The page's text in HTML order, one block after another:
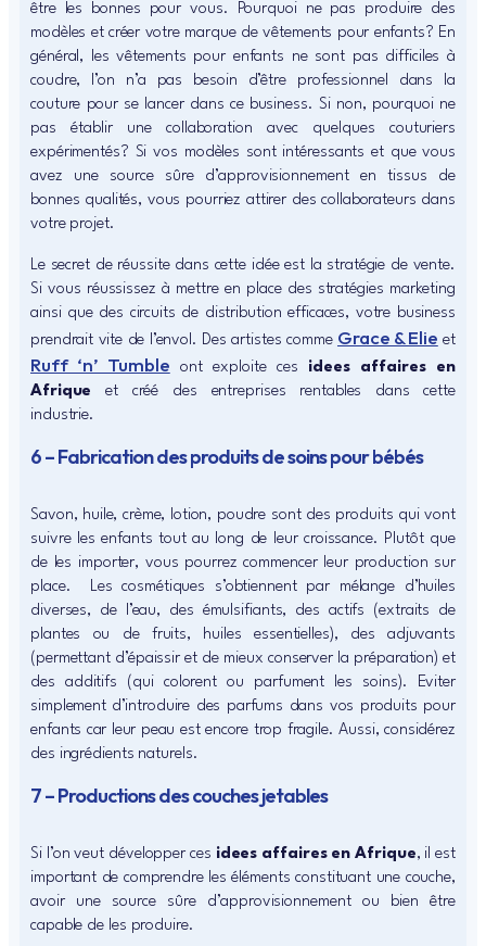
être les bonnes pour vous. Pourquoi ne pas produire des
modèles et créer votre marque de vêtements pour enfants? En
général, les vêtements pour enfants ne sont pas difficiles à
coudre, l’on n’a pas besoin d’être professionnel dans la
couture pour se lancer dans ce business. Si non, pourquoi ne
pas établir une collaboration avec quelques couturiers
expérimentés? Si vos modèles sont intéressants et que vous
avez une source sûre d’approvisionnement en tissus de
bonnes qualités, vous pourriez attirer des collaborateurs dans
votre projet.
Le secret de réussite dans cette idée est la stratégie de vente.
Si vous réussissez à mettre en place des stratégies marketing
ainsi que des circuits de distribution efficaces, votre business
prendrait vite de l’envol. Des artistes comme Grace & Elie et
Ruff ‘n’ Tumble ont exploite ces idees affaires en
Afrique et créé des entreprises rentables dans cette
industrie.
6 – Fabrication des produits de soins pour bébés
Savon, huile, crème, lotion, poudre sont des produits qui vont
suivre les enfants tout au long de leur croissance. Plutôt que
de les importer, vous pourrez commencer leur production sur
place. Les cosmétiques s’obtiennent par mélange d’huiles
diverses, de l’eau, des émulsifiants, des actifs (extraits de
plantes ou de fruits, huiles essentielles), des adjuvants
(permettant d’épaissir et de mieux conserver la préparation) et
des additifs (qui colorent ou parfument les soins). Eviter
simplement d’introduire des parfums dans vos produits pour
enfants car leur peau est encore trop fragile. Aussi, considérez
des ingrédients naturels.
7 – Productions des couches jetables
Si l’on veut développer ces idees affaires en Afrique, il est
important de comprendre les éléments constituant une couche,
avoir une source sûre d’approvisionnement ou bien être
capable de les produire.